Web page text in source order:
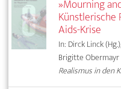
»Mourning
Künstlerische
Aids-Krise
In: Dirck Linck
Brigitte Obermayr
Realismus in den